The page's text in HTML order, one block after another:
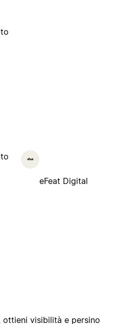
eFeat Digital
visibilità e persino